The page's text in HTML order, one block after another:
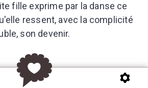
fille exprime par la danse ce
ressent, avec la complicité
son devenir.
Théâtre (+6 ans) 30 minutes